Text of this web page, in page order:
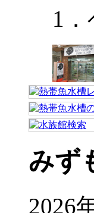
1
みず
2026